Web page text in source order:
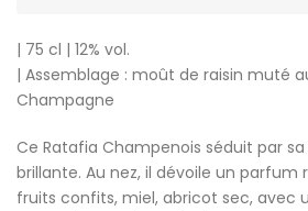
| 75 cl | 12% vol.
| Assemblage : moût de raisin muté
Champagne
Ce Ratafia Champenois séduit par
brillante. Au nez, il dévoile un
fruits confits, miel, abricot sec, avec